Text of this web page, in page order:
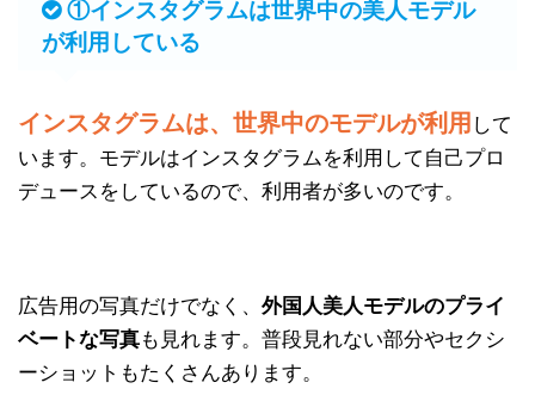
①インスタグラムは世界中の美人モデル
が利用している
インスタグラムは、世界中のモデルが利用 して
います。モデルはインスタグラムを利用して自己プロ
デュースをしているので、利用者が多いのです。
広告用の写真だけでなく、 外国人美人モデルのプライ
ベートな写真も見れます。普段見れない部分やセクシ
ーショットもたくさんあります。